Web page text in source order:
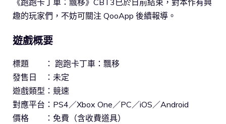
《跑跑卡丁車：飄移》CBT3已於日前結束，對本作有興
趣的玩家們，不妨可關注 QooApp 後續報導。
遊戲概要
標題 ： 跑跑卡丁車：飄移
發售日 ：未定
遊戲類型：競速
對應平台：PS4／Xbox One／PC／iOS／Android
價格 ：免費（含收費道具）